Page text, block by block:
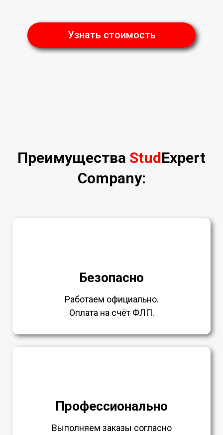
Узнать стоимость
Преимущества StudExpert
Company:
Безопасно
Работаем официально.
Оплата на счёт ФЛП.
Профессионально
Выполняем заказы согласно